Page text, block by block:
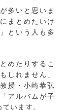
多いと思いま
まとめたいけ
という人も多
めたりするこ
しれません」
授・小崎恭弘
アルバムが子
います。